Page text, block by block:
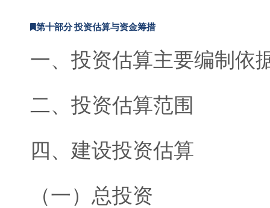
第十部分 投资估算与资金筹措
一、投资估算主要编制依
二、投资估算范围
四、建设投资估算
（一）总投资